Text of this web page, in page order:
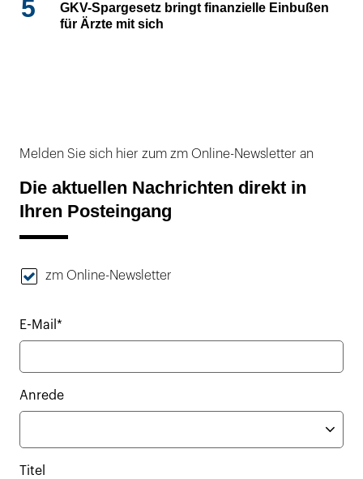
5
GKV-Spargesetz bringt finanzielle Einbußen
für Ärzte mit sich
Melden Sie sich hier zum zm Online-Newsletter an
Die aktuellen Nachrichten direkt in
Ihren Posteingang
zm Online-Newsletter
E-Mail*
Anrede
Titel